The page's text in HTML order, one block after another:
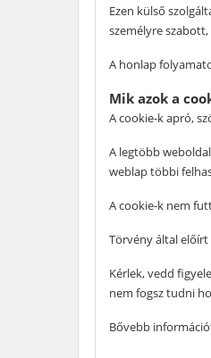
Ezen külső
személyre
A honlap
Mik azok a
A cookie-k apró,
A legtöbb
weblap többi
A cookie-k nem
Törvény által
Kérlek, vedd
nem fogsz tudni
Bővebb